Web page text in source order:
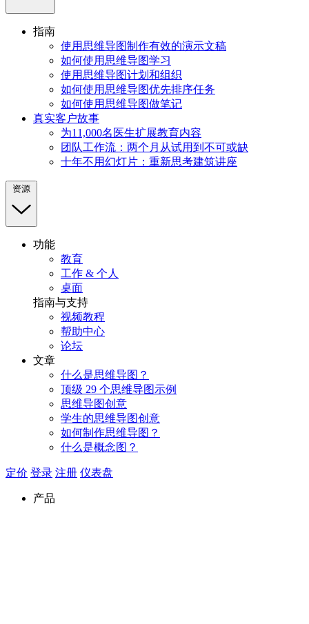
指南
使用思维导图制作有效的演示文稿
如何使用思维导图学习
使用思维导图计划和组织
如何使用思维导图优先排序任务
如何使用思维导图做笔记
真实客户故事
为11,000名医生扩展教育内容
团队工作流：两个月从试用到不可或缺
十年不用幻灯片：重新思考建筑讲座
资源
功能
教育
工作 & 个人
桌面
指南与支持
视频教程
帮助中心
论坛
文章
什么是思维导图？
顶级 29 个思维导图示例
思维导图创意
学生的思维导图创意
如何制作思维导图？
什么是概念图？
定价 登录 注册 仪表盘
产品